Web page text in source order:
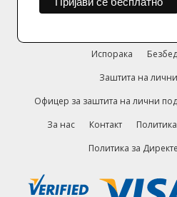
Испорака
Заштита на
Офицер за заштита на лични
За нас
Контакт
Политика за